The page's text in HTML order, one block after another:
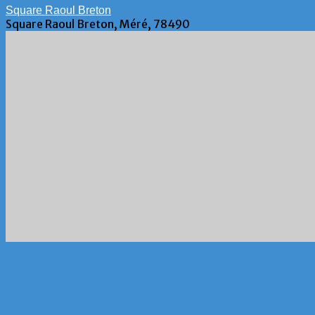
Square Raoul Breton
Square Raoul Breton, Méré, 78490